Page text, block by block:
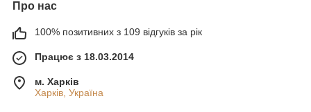
Про нас
100% позитивних з 109 відгуків за рік
Працює з 18.03.2014
м. Харків
Харків, Україна